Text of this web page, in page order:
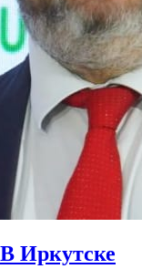
Иркутске